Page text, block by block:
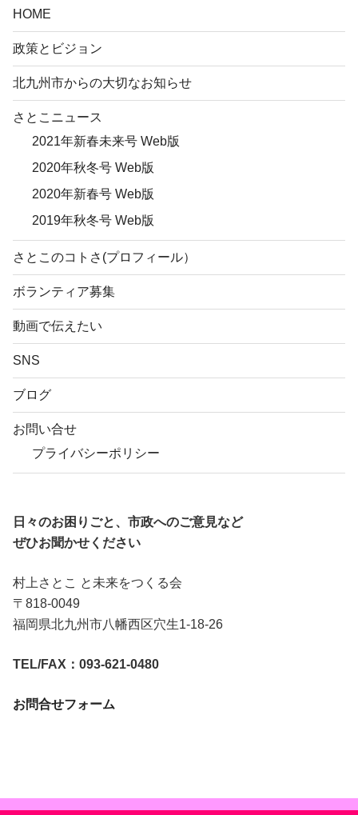
HOME
政策とビジョン
北九州市からの大切なお知らせ
さとこニュース
2021年新春未来号 Web版
2020年秋冬号 Web版
2020年新春号 Web版
2019年秋冬号 Web版
さとこのコトさ(プロフィール）
ボランティア募集
動画で伝えたい
SNS
ブログ
お問い合せ
プライバシーポリシー
日々のお困りごと、市政へのご意見など
ぜひお聞かせください
村上さとこ と未来をつくる会
〒818-0049
福岡県北九州市八幡西区穴生1-18-26
TEL/FAX：093-621-0480
お問合せフォーム